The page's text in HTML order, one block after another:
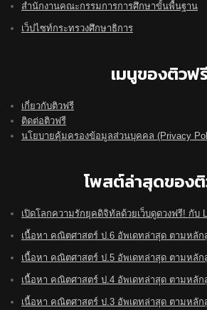
สำนักงานคณะกรรมการการศึกษาขั้นพื้นฐาน
เว็ปไซท์กระทรวงศึกษาธิการ
เมนูของติวฟรี
เกี่ยวกับติวฟรี
ติดต่อติวฟรี
นโยบายคุ้มครองข้อมูลส่วนบุคคล (Privacy
โพสต์ล่าสุดของ
เปิดโลกความรักยุคดิจิทัลด้วยเว็บดูดวงฟรี! กับ
เนื้อหา คณิตศาสตร์ ป.6 อัพเดทล่าสุด ตามหลัก
เนื้อหา คณิตศาสตร์ ป.5 อัพเดทล่าสุด ตามหลัก
เนื้อหา คณิตศาสตร์ ป.4 อัพเดทล่าสุด ตามหลัก
เนื้อหา คณิตศาสตร์ ป.3 อัพเดทล่าสุด ตามหลัก